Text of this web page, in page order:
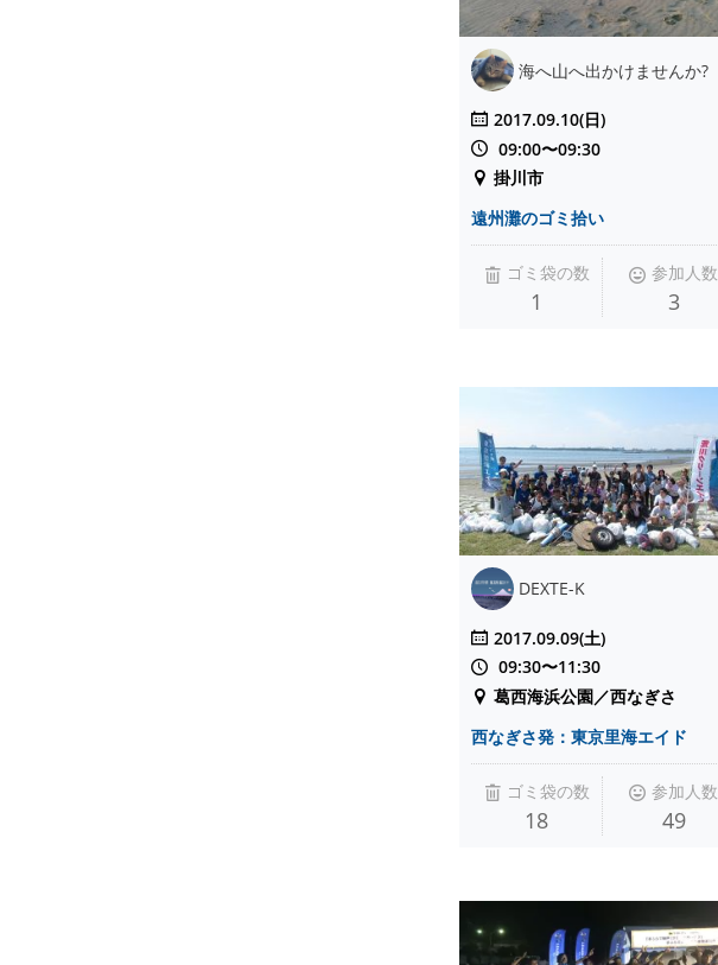
海へ山へ出かけませんか?
2017.09.10(日)
09:00〜09:30
掛川市
遠州灘のゴミ拾い
ゴミ袋の数
1
参加人数
3
DEXTE-K
2017.09.09(土)
09:30〜11:30
葛西海浜公園／西なぎさ
西なぎさ発：東京里海エイド
ゴミ袋の数
18
参加人数
49